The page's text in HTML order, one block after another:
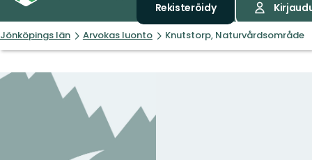
Rekisteröidy
Jönköpings län Arvokas luonto Knutstorp, Naturvårdsområde